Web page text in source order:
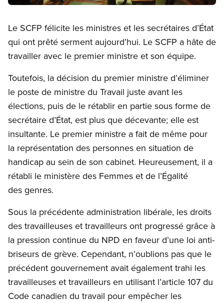
Le SCFP félicite les ministres et les secrétaires d’État
qui ont prêté serment aujourd’hui. Le SCFP a hâte de
travailler avec le premier ministre et son équipe.
Toutefois, la décision du premier ministre d’éliminer
le poste de ministre du Travail juste avant les
élections, puis de le rétablir en partie sous forme de
secrétaire d’État, est plus que décevante; elle est
insultante. Le premier ministre a fait de même pour
la représentation des personnes en situation de
handicap au sein de son cabinet. Heureusement, il a
rétabli le ministère des Femmes et de l’Égalité
des genres.
Sous la précédente administration libérale, les droits
des travailleuses et travailleurs ont progressé grâce à
la pression continue du NPD en faveur d’une loi anti-
briseurs de grève. Cependant, n’oublions pas que le
précédent gouvernement avait également trahi les
travailleuses et travailleurs en utilisant l’article 107 du
Code canadien du travail pour empêcher les